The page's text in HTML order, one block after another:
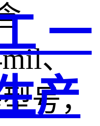
、
号，
一
产